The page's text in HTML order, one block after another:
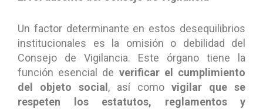
Un factor determinante en estos desequilibrios
institucionales es la omisión o debilidad del
Consejo de Vigilancia. Este órgano tiene la
función esencial de verificar el cumplimiento
del objeto social, así como vigilar que se
respeten los estatutos, reglamentos y